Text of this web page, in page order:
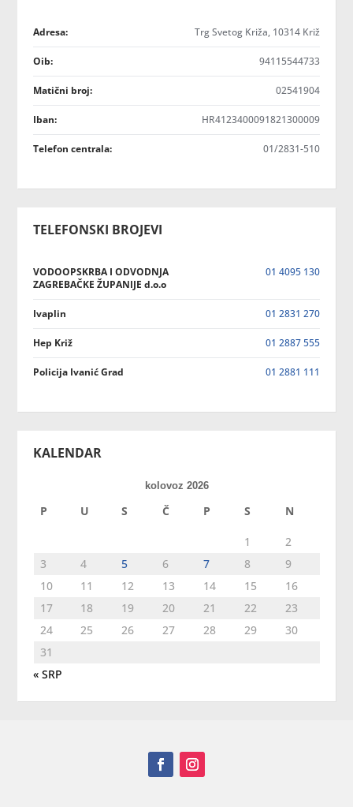
Adresa: Trg Svetog Križa, 10314 Križ
Oib: 94115544733
Matični broj: 02541904
Iban: HR4123400091821300009
Telefon centrala: 01/2831-510
TELEFONSKI BROJEVI
VODOOPSKRBA I ODVODNJA
ZAGREBAČKE ŽUPANIJE d.o.o
01 4095 130
Ivaplin 01 2831 270
Hep Križ 01 2887 555
Policija Ivanić Grad 01 2881 111
KALENDAR
kolovoz 2026
P U S Č P S N
1
2
3
4 5 6 7 8
9
10
11 12 13 14 15
16
17
18 19 20 21 22
23
24
25 26 27 28 29
30
31
« SRP